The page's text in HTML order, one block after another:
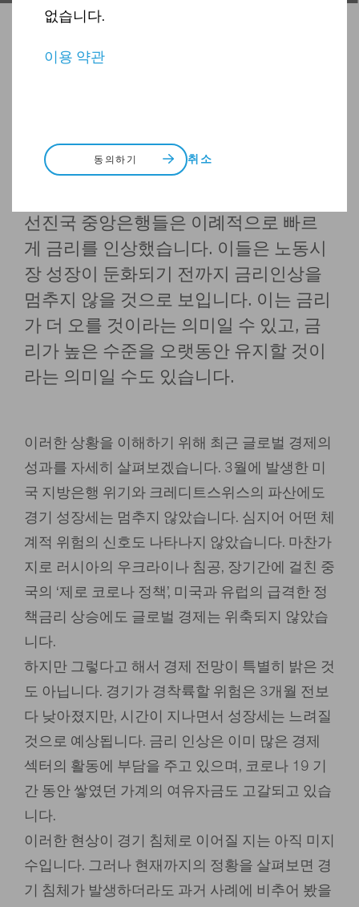
선진국 중앙은행들은 이례적으로 빠르
게 금리를 인상했습니다. 이들은 노동시
장 성장이 둔화되기 전까지 금리인상을
멈추지 않을 것으로 보입니다. 이는 금리
가 더 오를 것이라는 의미일 수 있고, 금
리가 높은 수준을 오랫동안 유지할 것이
라는 의미일 수도 있습니다.
이러한 상황을 이해하기 위해 최근 글로벌 경제의
성과를 자세히 살펴보겠습니다. 3월에 발생한 미
국 지방은행 위기와 크레디트스위스의 파산에도
경기 성장세는 멈추지 않았습니다. 심지어 어떤 체
계적 위험의 신호도 나타나지 않았습니다. 마찬가
지로 러시아의 우크라이나 침공, 장기간에 걸친 중
국의 ‘제로 코로나 정책’, 미국과 유럽의 급격한 정
책금리 상승에도 글로벌 경제는 위축되지 않았습
니다.
하지만 그렇다고 해서 경제 전망이 특별히 밝은 것
도 아닙니다. 경기가 경착륙할 위험은 3개월 전보
다 낮아졌지만, 시간이 지나면서 성장세는 느려질
것으로 예상됩니다. 금리 인상은 이미 많은 경제
섹터의 활동에 부담을 주고 있으며, 코로나 19 기
간 동안 쌓였던 가계의 여유자금도 고갈되고 있습
니다.
이러한 현상이 경기 침체로 이어질 지는 아직 미지
수입니다. 그러나 현재까지의 정황을 살펴보면 경
기 침체가 발생하더라도 과거 사례에 비추어 봤을
없습니다.
이용 약관
동의하기 취소